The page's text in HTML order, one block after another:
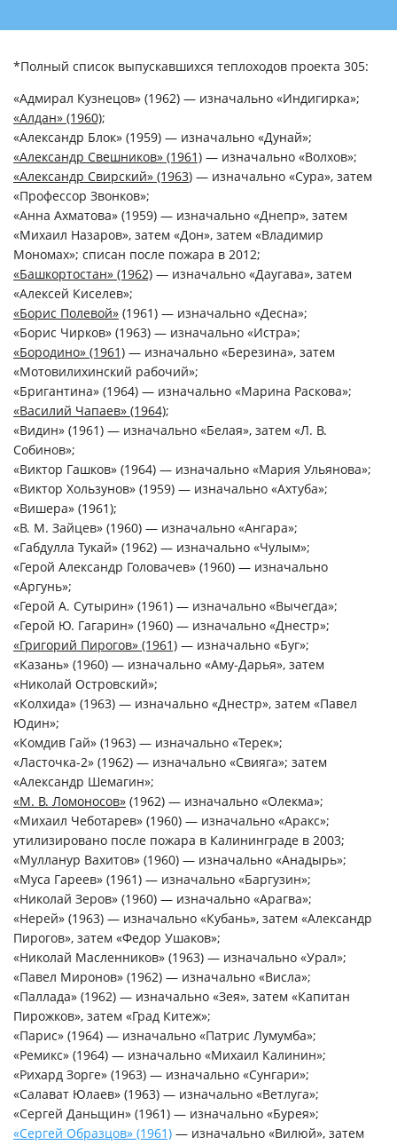
*Полный список выпускавшихся теплоходов проекта 305:
«Адмирал Кузнецов» (1962) — изначально «Индигирка»;
«Алдан» (1960);
«Александр Блок» (1959) — изначально «Дунай»;
«Александр Свешников» (1961) — изначально «Волхов»;
«Александр Свирский» (1963) — изначально «Сура», затем
«Профессор Звонков»;
«Анна Ахматова» (1959) — изначально «Днепр», затем
«Михаил Назаров», затем «Дон», затем «Владимир
Мономах»; списан после пожара в 2012;
«Башкортостан» (1962) — изначально «Даугава», затем
«Алексей Киселев»;
«Борис Полевой» (1961) — изначально «Десна»;
«Борис Чирков» (1963) — изначально «Истра»;
«Бородино» (1961) — изначально «Березина», затем
«Мотовилихинский рабочий»;
«Бригантина» (1964) — изначально «Марина Раскова»;
«Василий Чапаев» (1964);
«Видин» (1961) — изначально «Белая», затем «Л. В.
Собинов»;
«Виктор Гашков» (1964) — изначально «Мария Ульянова»;
«Виктор Хользунов» (1959) — изначально «Ахтуба»;
«Вишера» (1961);
«В. М. Зайцев» (1960) — изначально «Ангара»;
«Габдулла Тукай» (1962) — изначально «Чулым»;
«Герой Александр Головачев» (1960) — изначально
«Аргунь»;
«Герой А. Сутырин» (1961) — изначально «Вычегда»;
«Герой Ю. Гагарин» (1960) — изначально «Днестр»;
«Григорий Пирогов» (1961) — изначально «Буг»;
«Казань» (1960) — изначально «Аму-Дарья», затем
«Николай Островский»;
«Колхида» (1963) — изначально «Днестр», затем «Павел
Юдин»;
«Комдив Гай» (1963) — изначально «Терек»;
«Ласточка-2» (1962) — изначально «Свияга»; затем
«Александр Шемагин»;
«М. В. Ломоносов» (1962) — изначально «Олекма»;
«Михаил Чеботарев» (1960) — изначально «Аракс»;
утилизировано после пожара в Калининграде в 2003;
«Мулланур Вахитов» (1960) — изначально «Анадырь»;
«Муса Гареев» (1961) — изначально «Баргузин»;
«Николай Зеров» (1960) — изначально «Арагва»;
«Нерей» (1963) — изначально «Кубань», затем «Александр
Пирогов», затем «Федор Ушаков»;
«Николай Масленников» (1963) — изначально «Урал»;
«Павел Миронов» (1962) — изначально «Висла»;
«Паллада» (1962) — изначально «Зея», затем «Капитан
Пирожков», затем «Град Китеж»;
«Парис» (1964) — изначально «Патрис Лумумба»;
«Ремикс» (1964) — изначально «Михаил Калинин»;
«Рихард Зорге» (1963) — изначально «Сунгари»;
«Салават Юлаев» (1963) — изначально «Ветлуга»;
«Сергей Даньщин» (1961) — изначально «Бурея»;
«Сергей Образцов» (1961) — изначально «Вилюй», затем